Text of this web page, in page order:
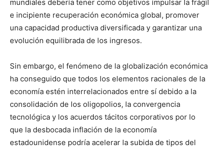
mundiales debería tener como objetivos impulsar la frágil
e incipiente recuperación económica global, promover
una capacidad productiva diversificada y garantizar una
evolución equilibrada de los ingresos.
Sin embargo, el fenómeno de la globalización económica
ha conseguido que todos los elementos racionales de la
economía estén interrelacionados entre sí debido a la
consolidación de los oligopolios, la convergencia
tecnológica y los acuerdos tácitos corporativos por lo
que la desbocada inflación de la economía
estadounidense podría acelerar la subida de tipos del